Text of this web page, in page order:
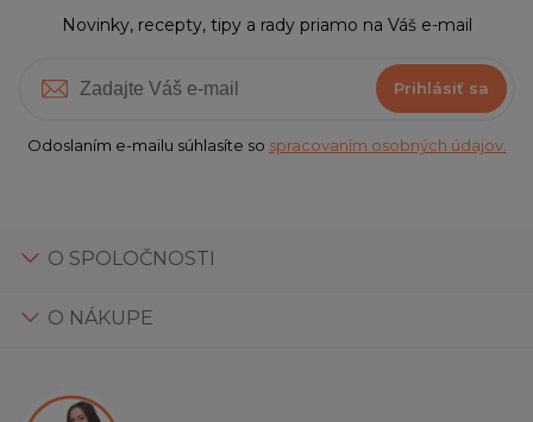
Novinky, recepty, tipy a rady priamo na Váš e-mail
Prihlásiť sa
Odoslaním e-mailu súhlasíte so spracovaním osobných údajov.
O SPOLOČNOSTI
O NÁKUPE